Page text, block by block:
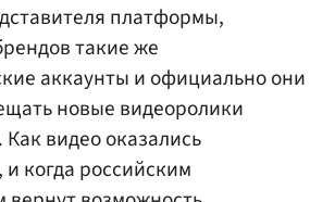
платформы,
такие же
аккаунты и официально они
новые видеоролики
видео оказались
когда российским